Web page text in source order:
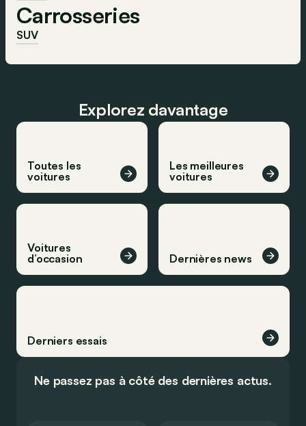
Carrosseries
SUV
Explorez davantage
Toutes les
voitures
Les meilleures
voitures
Voitures
d’occasion
Dernières news
Derniers essais
Ne passez pas à côté des dernières actus.